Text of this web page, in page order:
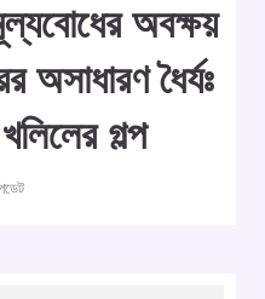
অবক্ষয়
ধৈর্যঃ
গল্প